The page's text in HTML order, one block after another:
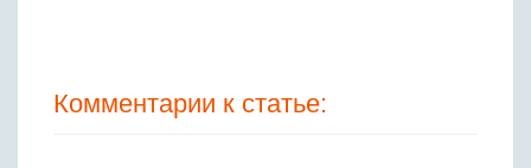
Комментарии к статье: